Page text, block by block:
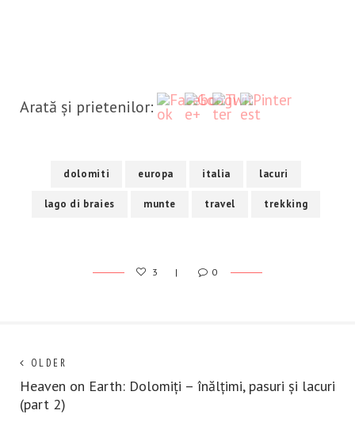
Arată și prietenilor:
braies-part-3/
dolomiti europa italia lacuri
lago di braies munte travel trekking
3 0
Post
navigation
OLDER
post:
Heaven on Earth: Dolomiți – înălțimi, pasuri și lacuri
(part 2)